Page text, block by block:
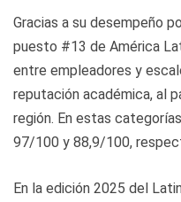
Gracias a su desempeño
puesto #13 de América
entre empleadores y
reputación académica, al
región. En estas
97/100 y 88,9/100,
En la edición 2025 del